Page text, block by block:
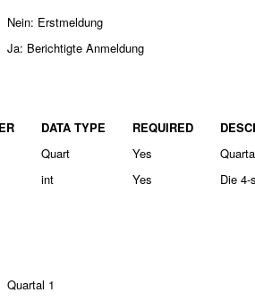
Nein: Erstmeldung
Ja: Berichtigte Anmeldung
DATA TYPE REQUIRED
Quart Yes
int Yes Die
Quartal 1